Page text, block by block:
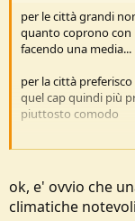
per le città grandi
quanto coprono
facendo una media...
per la città
quel cap quindi più
piuttosto comodo
Vedi l'allegato 213414
https://
ok, e' ovvio che
climatiche